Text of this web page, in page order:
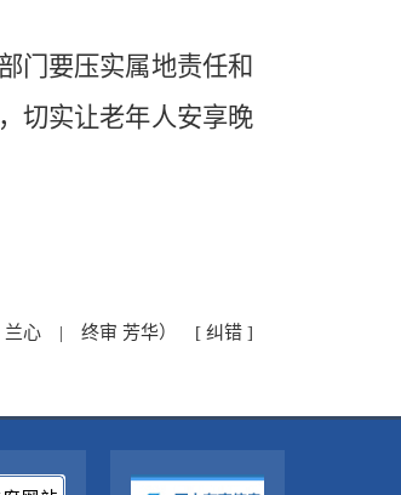
门要压实属地责任和
切实让老年人安享晚
[ 纠错 ]
心 | 终审 芳华）